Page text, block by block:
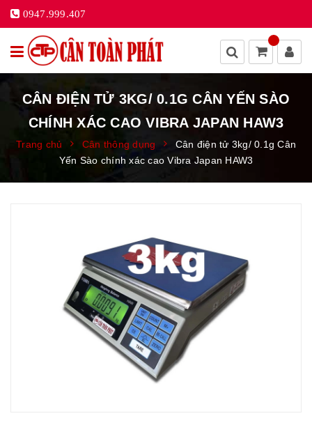
0947.999.407
CÂN ĐIỆN TỬ 3KG/ 0.1G CÂN YẾN SÀO
CHÍNH XÁC CAO VIBRA JAPAN HAW3
Trang chủ Cân thông dụng
Cân điện tử 3kg/ 0.1g Cân
Yến Sào chính xác cao Vibra Japan HAW3